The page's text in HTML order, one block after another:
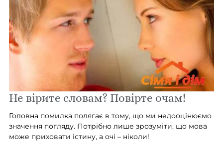
Не вірите словам? Повірте очам!
Головна помилка полягає в тому, що ми недооцінюємо
значення погляду. Потрібно лише зрозуміти, що мова
може приховати істину, а очі – ніколи!